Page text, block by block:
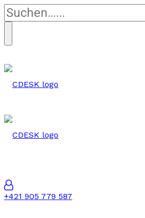
+421 905 779 587